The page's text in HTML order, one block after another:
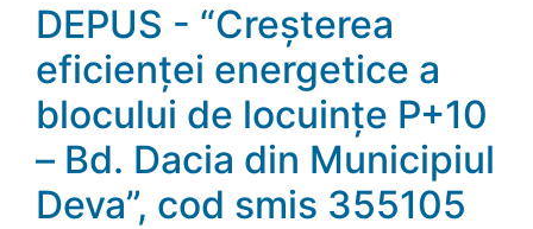
DEPUS - “Creșterea
eficienței energetice a
blocului de locuințe P+10
– Bd. Dacia din Municipiul
Deva”, cod smis 355105